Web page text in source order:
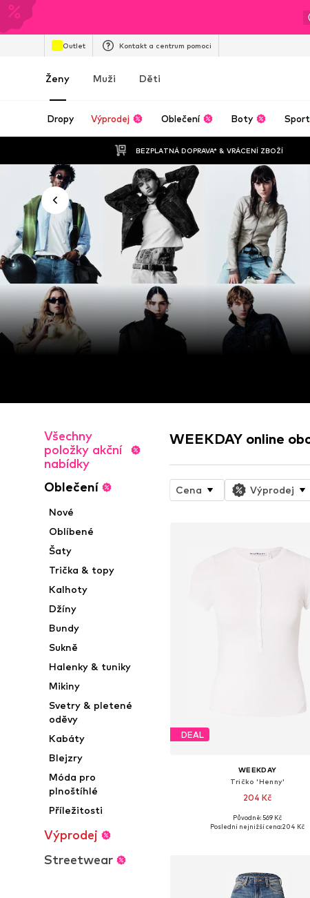
Outlet Kontakt a centrum pomoci
Ženy Muži Děti
Dropy Výprodej Oblečení Boty Sport
BEZPLATNÁ DOPRAVA* & VRÁCENÍ ZBOŽÍ
Všechny
položky akční
nabídky
Oblečení
Nové
Oblíbené
Šaty
Trička & topy
Kalhoty
Džíny
Bundy
Sukně
Halenky & tuniky
Mikiny
Svetry & pletené
oděvy
Kabáty
Blejzry
Móda pro
plnoštíhlé
Příležitosti
Výprodej
Streetwear
WEEKDAY online
Cena Výprodej
DEAL
WEEKDAY
Tričko 'Henny'
204 Kč
Dostupné velikosti: XS, S, M, L
Původně: 569 Kč
Poslední nejnižší cena:204 Kč